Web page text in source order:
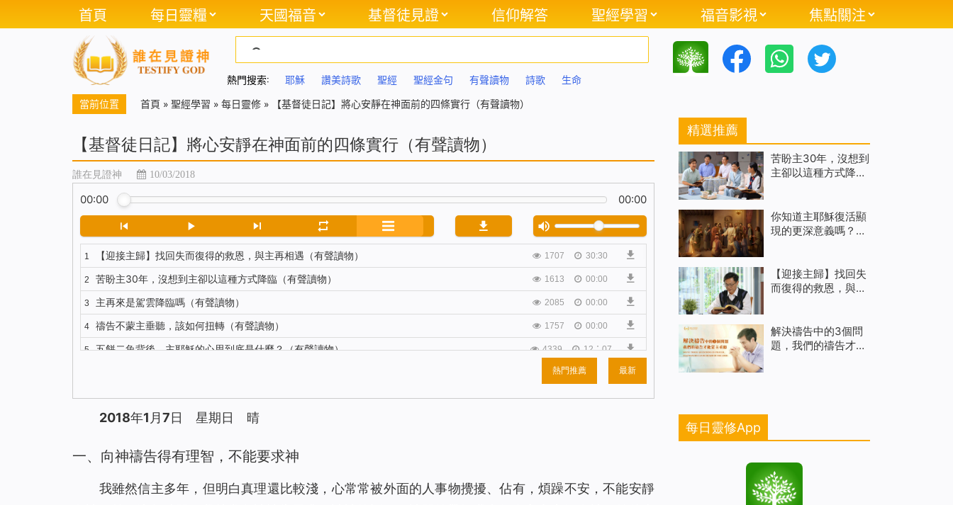
首頁 每日靈糧 天國福音 基督徒見證 信仰解答 聖經學習 福音影視 焦點關注
熱門搜索: 耶穌 讚美詩歌 聖經 聖經金句 有聲讀物 詩歌 生命
當前位置 首頁 » 聖經學習 » 每日靈修 » 【基督徒日記】將心安靜在神面前的四條實行（有聲讀物）
【基督徒日記】將心安靜在神面前的四條實行（有聲讀物）
誰在見證神 10/03/2018
00:00 00:00
1 【迎接主歸】找回失而復得的救恩，與主再相遇（有聲讀物） 1707 30:30
2 苦盼主30年，沒想到主卻以這種方式降臨（有聲讀物） 1613 00:00
3 主再來是駕雲降臨嗎（有聲讀物） 2085 00:00
4 禱告不蒙主垂聽，該如何扭轉（有聲讀物） 1757 00:00
5 五餅二魚背後，主耶穌的心思到底是什麼？（有聲讀物） 4339 12：07
2833 16:49
7 對聖經的這種觀念，讓我險些錯過主的再來（有聲讀物） 1543 00:00
我終於明白了什麼才是有意義的人生（有聲讀物）
10 注重神的聲音才能迎接到主重歸（有聲讀物）
識破撒但詭計後，聚會親近神我不再缺席（有聲讀物） 2844 00:00
熱門推薦 最新
2018年1月7日 星期日 晴
一、向神禱告得有理智，不能要求神
我雖然信主多年，但明白真理還比較淺，心常常被外面的人事物攪擾、佔有，煩躁不安，不能安靜
精選推薦
苦盼主30年，沒想到
主卻以這種方式降臨
你知道主耶穌復活顯
現的更深意義嗎？
【迎接主歸】找回失
而復得的救恩，與主
解決禱告中的3個問
題，我們的禱告才能
每日靈修App